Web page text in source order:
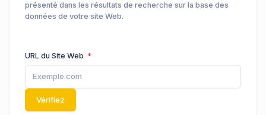
présenté dans les résultats de recherche sur la base des
données de votre site Web.
URL du Site Web
Vérifiez